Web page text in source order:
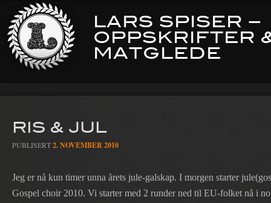
LARS SPISER –
OPPSKRIFTER
MATGLEDE
RIS & JUL
PUBLISERT2. NOVEMBER 2010
Jeg er nå kun timer unna årets jule-galskap. I morgen starter
Gospel choir 2010. Vi starter med 2 runder ned til EU-folket nå i